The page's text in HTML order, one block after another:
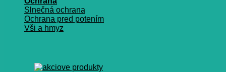
Slnečná ochrana
Ochrana pred potením
Vši a hmyz